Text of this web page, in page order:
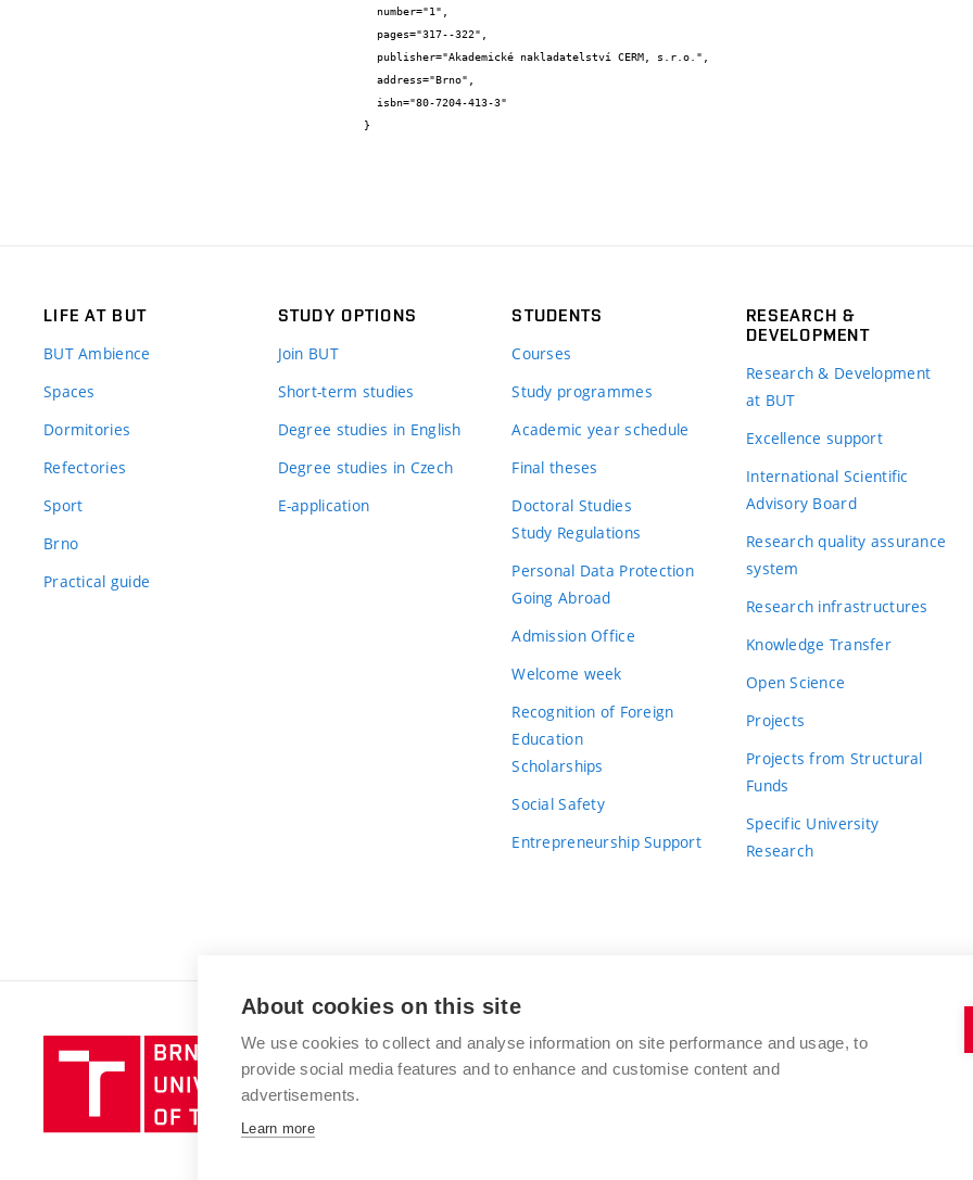
}
LIFE AT BUT
BUT Ambience
Spaces
Dormitories
Refectories
Sport
Brno
Practical guide
STUDY OPTIONS
Join BUT
Short-term studies
Degree studies in English
Degree studies in Czech
E-application
STUDENTS
Courses
Study programmes
Academic year schedule
Final theses
Doctoral Studies
Study Regulations
Personal Data Protection
Going Abroad
Admission Office
Welcome week
Recognition of Foreign
Education
Scholarships
Social Safety
Entrepreneurship Support
RESEARCH &
DEVELOPMENT
Research & Development
at BUT
Excellence support
International Scientific
Advisory Board
Research quality assurance
system
Research infrastructures
Knowledge Transfer
Open Science
Projects
Projects from Structural
Funds
Specific University
Research
Brno
University
of
BRNO UNIVERSITY OF TECHNOLOGY
Antonínská 548/1
www.vut.cz
About cookies on this site
We use cookies to collect and analyse information on site performance and usage, to
provide social media features and to enhance and customise content and
advertisements.
Learn more